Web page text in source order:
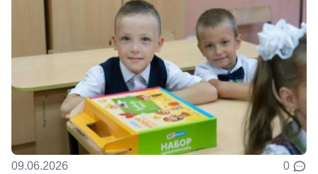
09.06.2026 0